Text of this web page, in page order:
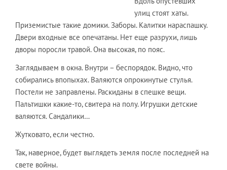
улиц стоят хаты.
Приземистые такие домики. Заборы. Калитки нараспашку.
Двери входные все опечатаны. Нет еще разрухи, лишь
дворы поросли травой. Она высокая, по пояс.
Заглядываем в окна. Внутри – беспорядок. Видно, что
собирались впопыхах. Валяются опрокинутые стулья.
Постели не заправлены. Раскиданы в спешке вещи.
Пальтишки какие-то, свитера на полу. Игрушки детские
валяются. Сандалики…
Жутковато, если честно.
Так, наверное, будет выглядеть земля после последней на
свете войны.